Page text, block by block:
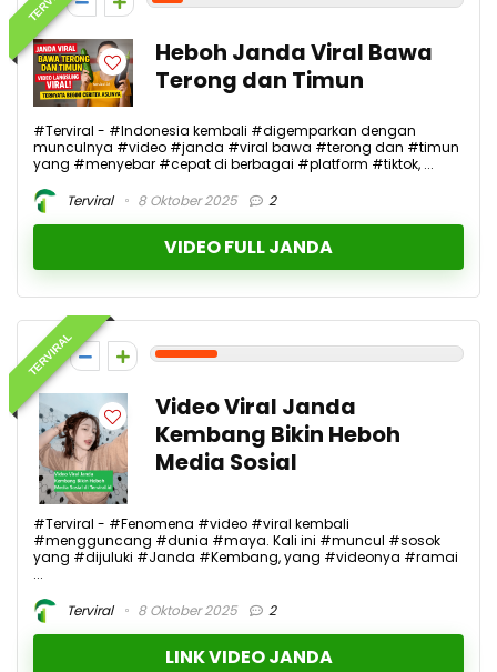
Heboh Janda Viral Bawa
Terong dan Timun
#Terviral - #Indonesia kembali #digemparkan dengan
munculnya #video #janda #viral bawa #terong dan #timun
yang #menyebar #cepat di berbagai #platform #tiktok, ...
Terviral
8 Oktober 2025 2
VIDEO FULL JANDA
TERVIRAL
2
Video Viral Janda
Kembang Bikin Heboh
Media Sosial
#Terviral - #Fenomena #video #viral kembali
#mengguncang #dunia #maya. Kali ini #muncul #sosok
yang #dijuluki #Janda #Kembang, yang #videonya #ramai
...
Terviral
8 Oktober 2025 2
LINK VIDEO JANDA